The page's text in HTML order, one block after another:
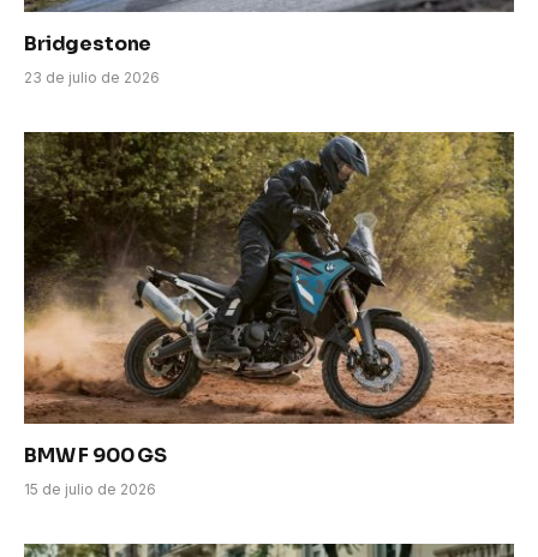
Bridgestone
23 de julio de 2026
BMW F 900 GS
15 de julio de 2026